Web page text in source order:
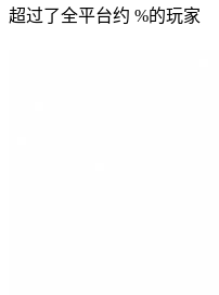
超过了全平台约 %的玩家